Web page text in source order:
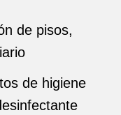
de pisos,
de higiene